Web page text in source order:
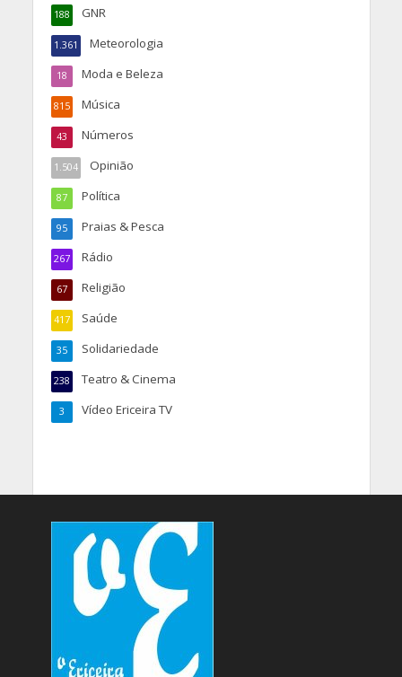
GNR
188
Meteorologia
1.361
Moda e Beleza
18
Música
815
Números
43
Opinião
1.504
Política
87
Praias & Pesca
95
Rádio
267
Religião
67
Saúde
417
Solidariedade
35
Teatro & Cinema
238
Vídeo Ericeira TV
3